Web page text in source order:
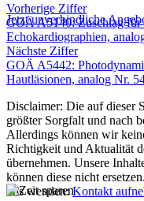
Jetzt unverbindliche
Vorherige Ziffer
GOÄ A5140: Zuschlag für
Echokardiographien,
Nächste Ziffer
GOÄ A5442:
Hautläsionen, analog Nr.
Disclaimer: Die auf dieser
größter Sorgfalt und nach
Allerdings können wir
Richtigkeit und Aktualität
übernehmen. Unsere
können diese nicht
uns wenden:Kontakt